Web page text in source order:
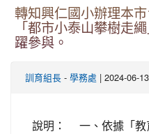
轉知興仁國小辦理本
「都市小泰山攀樹走
躍參與。
訓育組長 - 學務處 | 2024-06-
說明： 一、依據「教